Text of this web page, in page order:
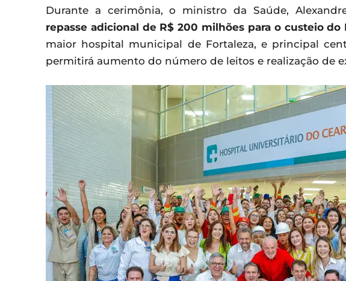
Durante a cerimônia, o ministro da Saúde,
repasse adicional de R$ 200 milhões para o custeio
maior hospital municipal de Fortaleza, e principal
permitirá aumento do número de leitos e realização de